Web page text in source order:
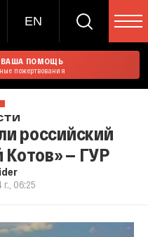
EN
ПОМОЩЬ
пожертвования
российский
Котов» — ГУР
06:25